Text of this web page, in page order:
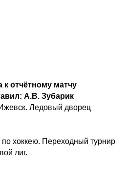
отчётному матчу
А.В. Зубарик
Ледовый дворец
хоккею. Переходный турнир
лиг.